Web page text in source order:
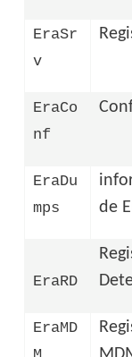
EraSr
v
EraCo
nf
EraDu
mps
de
EraRD
EraMD